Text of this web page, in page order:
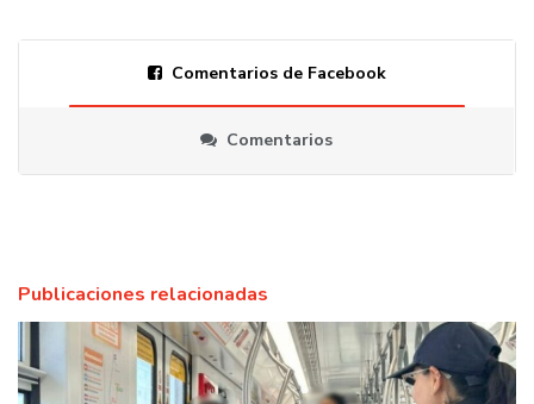
Comentarios de Facebook
Comentarios
Publicaciones relacionadas